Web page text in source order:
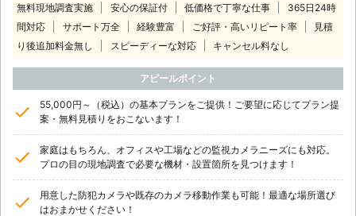
無料現地調査実施 安心の保証付 低価格で丁寧な仕事
365日24時
間対応
サポート万全 経験豊富 ご好評・高いリピート率
見積
り後追加料金無し
スピーディーな対応 キャンセル料なし
アピールポイント
55,000円～（税込）の基本プランをご提供！ご要望に応じてプラン提
案・無料見積りをおこないます！
家庭はもちろん、オフィスや工場などの監視カメラニーズにも対応。
プロの目の現地調査で必要な機材・設置箇所を見つけます！
用意した防犯カメラや既存のカメラ移動作業も可能！最適な場所選び
はおまかせください！